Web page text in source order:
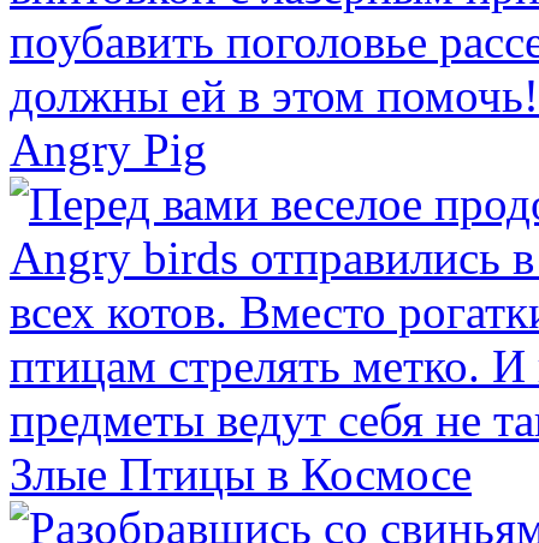
Angry Pig
Злые Птицы в Космосе